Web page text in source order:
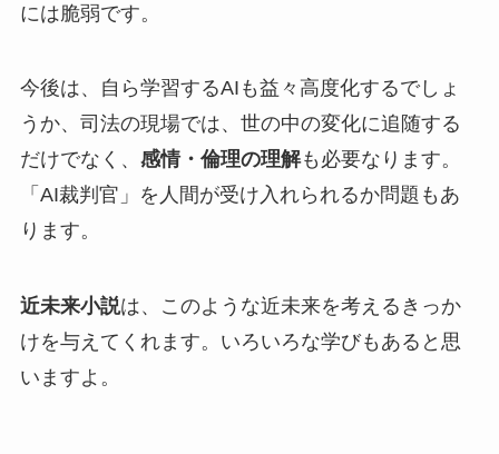
には脆弱です。
今後は、自ら学習するAIも益々高度化するでしょ
うか、司法の現場では、世の中の変化に追随する
だけでなく、 感情・倫理の理解も必要なります。
「AI裁判官」を人間が受け入れられるか問題もあ
ります。
近未来小説は、このような近未来を考えるきっか
けを与えてくれます。いろいろな学びもあると思
いますよ。